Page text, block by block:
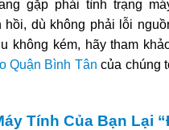
gặp phải tình trạng
hồi, dù không phải lỗi
không kém, hãy tham
Quận Bình Tân của chúng
Tính Của Bạn Lại